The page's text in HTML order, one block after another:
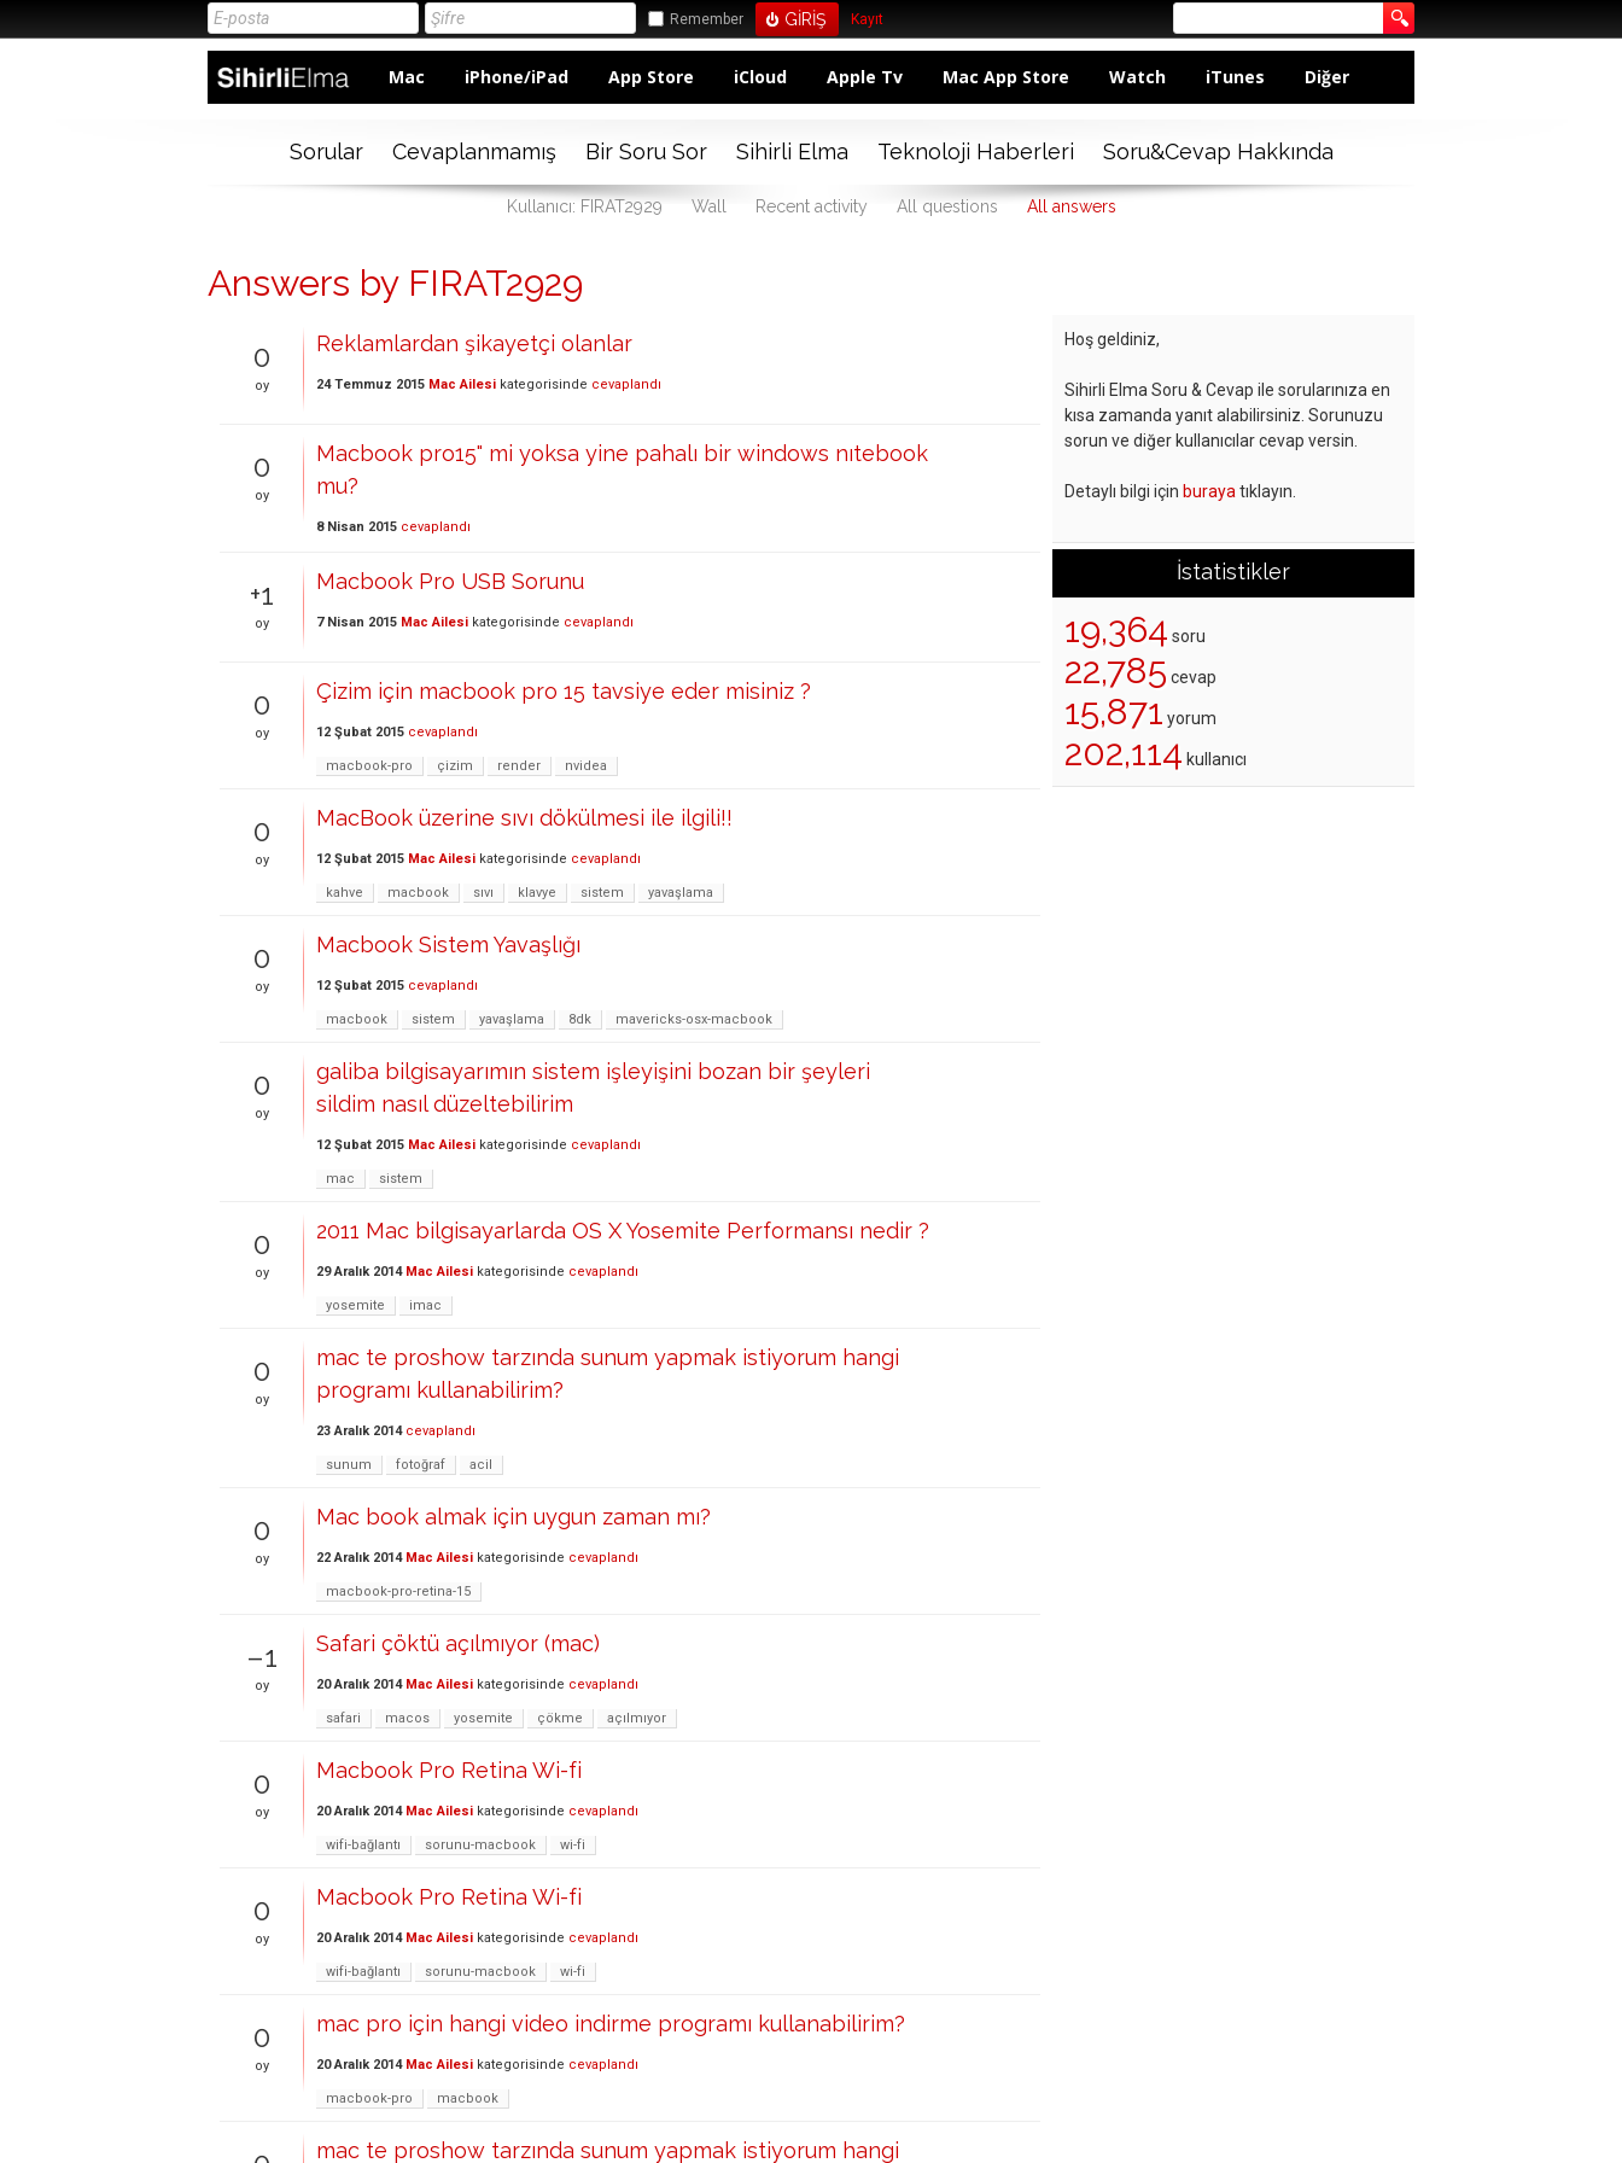
Remember Kayıt
Mac iPhone/iPad App Store iCloud Apple Tv Mac App Store Watch iTunes Diğer
Sorular Cevaplanmamış Bir Soru Sor Sihirli Elma Teknoloji Haberleri Soru&Cevap Hakkında
Kullanıcı: FIRAT2929 Wall Recent activity All questions All answers
Answers by FIRAT2929
0
oy
Reklamlardan şikayetçi olanlar
24 Temmuz 2015 Mac Ailesi kategorisinde cevaplandı
0
oy
Macbook pro15" mi yoksa yine pahalı bir windows nıtebook
mu?
8 Nisan 2015 cevaplandı
+1
oy
Macbook Pro USB Sorunu
7 Nisan 2015 Mac Ailesi kategorisinde cevaplandı
0
oy
Çizim için macbook pro 15 tavsiye eder misiniz ?
12 Şubat 2015 cevaplandı
macbook-pro çizim render nvidea
0
oy
MacBook üzerine sıvı dökülmesi ile ilgili!!
12 Şubat 2015 Mac Ailesi kategorisinde cevaplandı
kahve macbook sıvı klavye sistem yavaşlama
0
oy
Macbook Sistem Yavaşlığı
12 Şubat 2015 cevaplandı
macbook sistem yavaşlama 8dk mavericks-osx-macbook
0
oy
galiba bilgisayarımın sistem işleyişini bozan bir şeyleri
sildim nasıl düzeltebilirim
12 Şubat 2015 Mac Ailesi kategorisinde cevaplandı
mac sistem
0
oy
2011 Mac bilgisayarlarda OS X Yosemite Performansı nedir ?
29 Aralık 2014 Mac Ailesi kategorisinde cevaplandı
yosemite imac
0
oy
mac te proshow tarzında sunum yapmak istiyorum hangi
programı kullanabilirim?
23 Aralık 2014 cevaplandı
sunum fotoğraf acil
0
oy
Mac book almak için uygun zaman mı?
22 Aralık 2014 Mac Ailesi kategorisinde cevaplandı
macbook-pro-retina-15
–1
oy
Safari çöktü açılmıyor (mac)
20 Aralık 2014 Mac Ailesi kategorisinde cevaplandı
safari macos yosemite çökme açılmıyor
0
oy
Macbook Pro Retina Wi-fi
20 Aralık 2014 Mac Ailesi kategorisinde cevaplandı
wifi-bağlantı sorunu-macbook wi-fi
0
oy
Macbook Pro Retina Wi-fi
20 Aralık 2014 Mac Ailesi kategorisinde cevaplandı
wifi-bağlantı sorunu-macbook wi-fi
0
oy
mac pro için hangi video indirme programı kullanabilirim?
20 Aralık 2014 Mac Ailesi kategorisinde cevaplandı
macbook-pro macbook
mac te proshow tarzında sunum yapmak istiyorum hangi
Hoş geldiniz,
Sihirli Elma Soru & Cevap ile sorularınıza en
kısa zamanda yanıt alabilirsiniz. Sorunuzu
sorun ve diğer kullanıcılar cevap versin.
Detaylı bilgi için buraya tıklayın.
İstatistikler
19,364 soru
22,785 cevap
15,871 yorum
202,114 kullanıcı